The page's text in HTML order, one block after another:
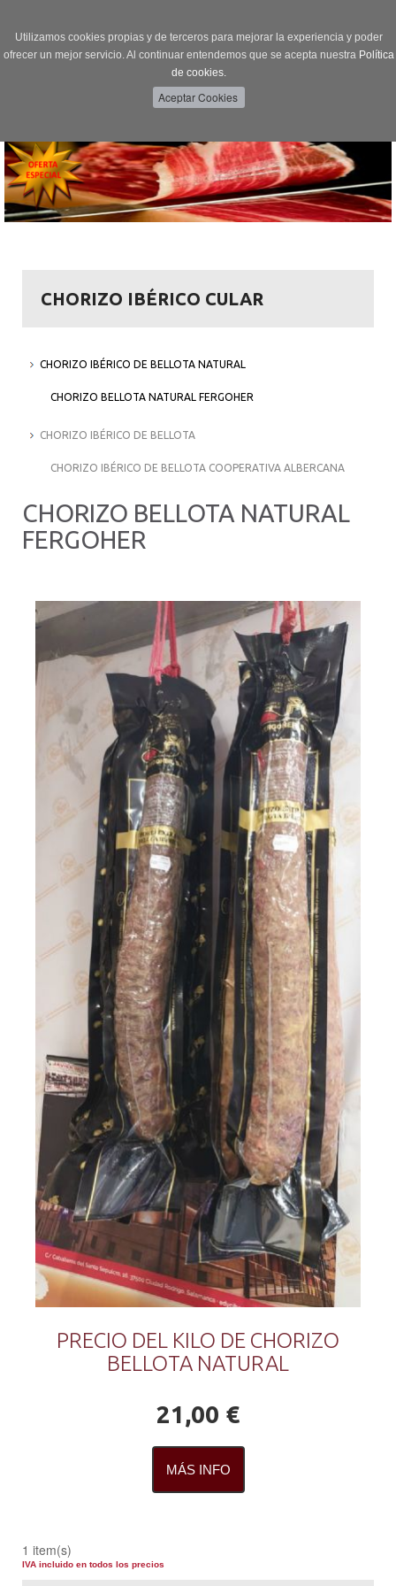
Utilizamos cookies propias y de terceros para mejorar la experiencia y poder
ofrecer un mejor servicio. Al continuar entendemos que se acepta nuestra Política
de cookies.
CHORIZO IBÉRICO CULAR
CHORIZO IBÉRICO DE BELLOTA NATURAL
CHORIZO BELLOTA NATURAL FERGOHER
CHORIZO IBÉRICO DE BELLOTA
CHORIZO IBÉRICO DE BELLOTA COOPERATIVA ALBERCANA
CHORIZO BELLOTA NATURAL
FERGOHER
PRECIO DEL KILO DE CHORIZO
BELLOTA NATURAL
21,00 €
MÁS INFO
1 item(s)
IVA incluido en todos los precios